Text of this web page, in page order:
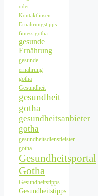
oder
Kontaktlinsen
Ernährungstipps
fitness gotha
gesunde
Ernährung
gesunde
ernährung
gotha
Gesundheit
gesundheit
gotha
gesundheitsanbieter
gotha
gesundheitsdienstleister
gotha
Gesundheitsportal
Gotha
Gesundheitstipps
Gesundheitstipps